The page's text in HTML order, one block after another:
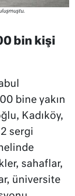
bin kişi
bine yakın
Kadıköy,
sergi
sahaflar,
üniversite